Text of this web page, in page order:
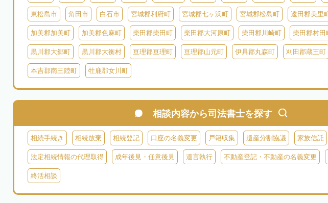
東松島市 角田市 白石市 宮城郡利府町 宮城郡七ヶ浜町 宮城郡松島町 遠田郡美里
加美郡加美町 加美郡色麻町 柴田郡柴田町 柴田郡大河原町 柴田郡川崎町 柴田郡村田
黒川郡大郷町 黒川郡大衡村 亘理郡亘理町 亘理郡山元町 伊具郡丸森町 刈田郡蔵王町
本吉郡南三陸町 牡鹿郡女川町
相談内容から司法書士を探す
相続手続き 相続放棄 相続登記 口座の名義変更 戸籍収集 遺産分割協議 家族信託
法定相続情報の代理取得 成年後見・任意後見 遺言執行 不動産登記・不動産の名義変更
終活相談